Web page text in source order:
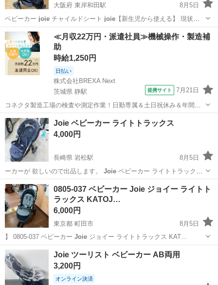
大阪府 東岸和田駅
8月5日
ベビーカー joieチャイルドシート joie【新生児から使える】 現状渡
し 対象年齢 1か月〜15kg（36ヶ月頃） サ イ ズ ◇幅54×奥行き89×高
さ103cm ◇折畳み時：幅54×奥行き30×高さ81cm ・...
大阪 岸和田市 東岸和田駅 ベビー用品 Joie
≪月収22万円・派遣社員≫機械操作・製造補
助
時給1,250円
日払い
株式会社BREXA Next
茨城県 静駅
提携サイト 7月21日
コネクタ製造工場の検査や測定作業！日勤専属＆土日祝休み＆年間休
日128日★クリーンルーム内作業★マイカー通勤OK＆無料駐車場あり
★就業先食堂利用可！日払い制度あり！《茨城県常陸大宮市》 人気の
工場のお仕事 ◇コネクタ製造工...
茨城 常陸大宮市 静駅
Joie ベビーカー ライトトラックス
4,000円
長崎県 岩松駅
8月5日
ーカーが 欲しいので出品します。 Joieベビーカー ライトトラックス
ベビ…
長崎 大村市 ベビー用品 トラックス
0805-037 ベビーカー Joie ジョイー ライトト
ラックス KATOJ…
6,000円
東京都 町田市
8月5日
】 0805-037 ベビーカー Joieジョイー ライトトラックス KAT…
東京 町田市 ベビー用品 トラックス
Joie ツーリスト ベビーカー AB両用
3,200円
オンライン決済